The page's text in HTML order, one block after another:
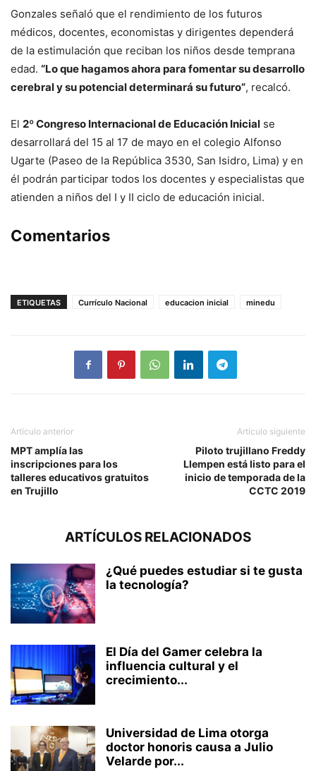
Gonzales señaló que el rendimiento de los futuros
médicos, docentes, economistas y dirigentes dependerá
de la estimulación que reciban los niños desde temprana
edad. “Lo que hagamos ahora para fomentar su desarrollo
cerebral y su potencial determinará su futuro”, recalcó.
El 2º Congreso Internacional de Educación Inicial se
desarrollará del 15 al 17 de mayo en el colegio Alfonso
Ugarte (Paseo de la República 3530, San Isidro, Lima) y en
él podrán participar todos los docentes y especialistas que
atienden a niños del I y II ciclo de educación inicial.
Comentarios
ETIQUETAS Currículo Nacional educacion inicial minedu
Artículo anterior
MPT amplía las
inscripciones para los
talleres educativos gratuitos
en Trujillo
Artículo siguiente
Piloto trujillano Freddy
Llempen está listo para el
inicio de temporada de la
CCTC 2019
ARTÍCULOS RELACIONADOS
¿Qué puedes estudiar si te gusta
la tecnología?
El Día del Gamer celebra la
influencia cultural y el
crecimiento...
Universidad de Lima otorga
doctor honoris causa a Julio
Velarde por...